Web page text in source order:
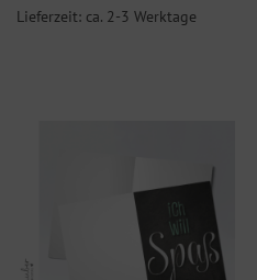
Lieferzeit: ca. 2-3 Werktage